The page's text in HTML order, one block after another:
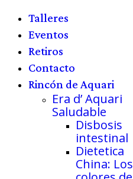
Talleres
Eventos
Retiros
Contacto
Rincón de Aquari
Era d’ Aquari
Saludable
Disbosis
intestinal
Dietetica
China: Los